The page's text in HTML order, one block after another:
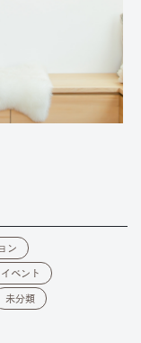
ン
イベント
未分類